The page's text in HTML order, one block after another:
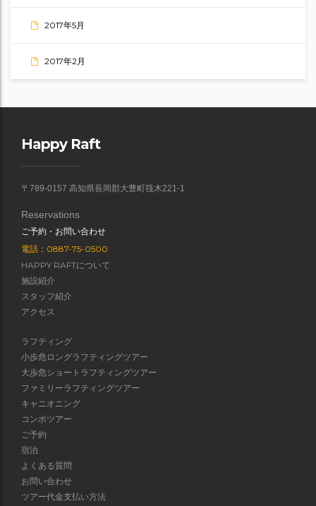
2017年5月
2017年2月
Happy Raft
〒789-0157 高知県長岡郡大豊町筏木221-1
Reservations
ご予約・お問い合わせ
電話：0887-75-0500
HAPPY RAFTについて
施設紹介
スタッフ紹介
アクセス
ラフティング
小歩危ロングラフティングツアー
大歩危ショートラフティングツアー
ファミリーラフティングツアー
キャニオニング
コンボツアー
ご予約
宿泊
よくある質問
お問い合わせ
ツアー代金支払い方法